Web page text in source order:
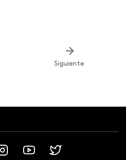
Siguiente